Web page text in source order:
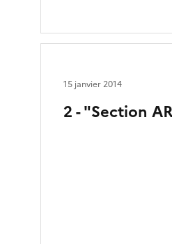
2 - "Section
15 janvier 2014